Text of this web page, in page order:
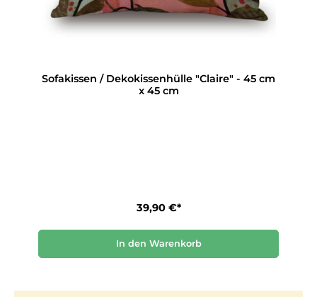
Sofakissen / Dekokissenhülle "Claire" - 45 cm
x 45 cm
39,90 €*
In den Warenkorb